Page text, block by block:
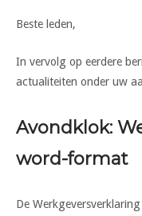
Beste leden,
In vervolg op eerdere
actualiteiten onder uw
Avondklok:
word-format
De